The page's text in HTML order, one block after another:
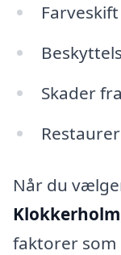
Skader
Når du
Klokkerholm
faktorer som